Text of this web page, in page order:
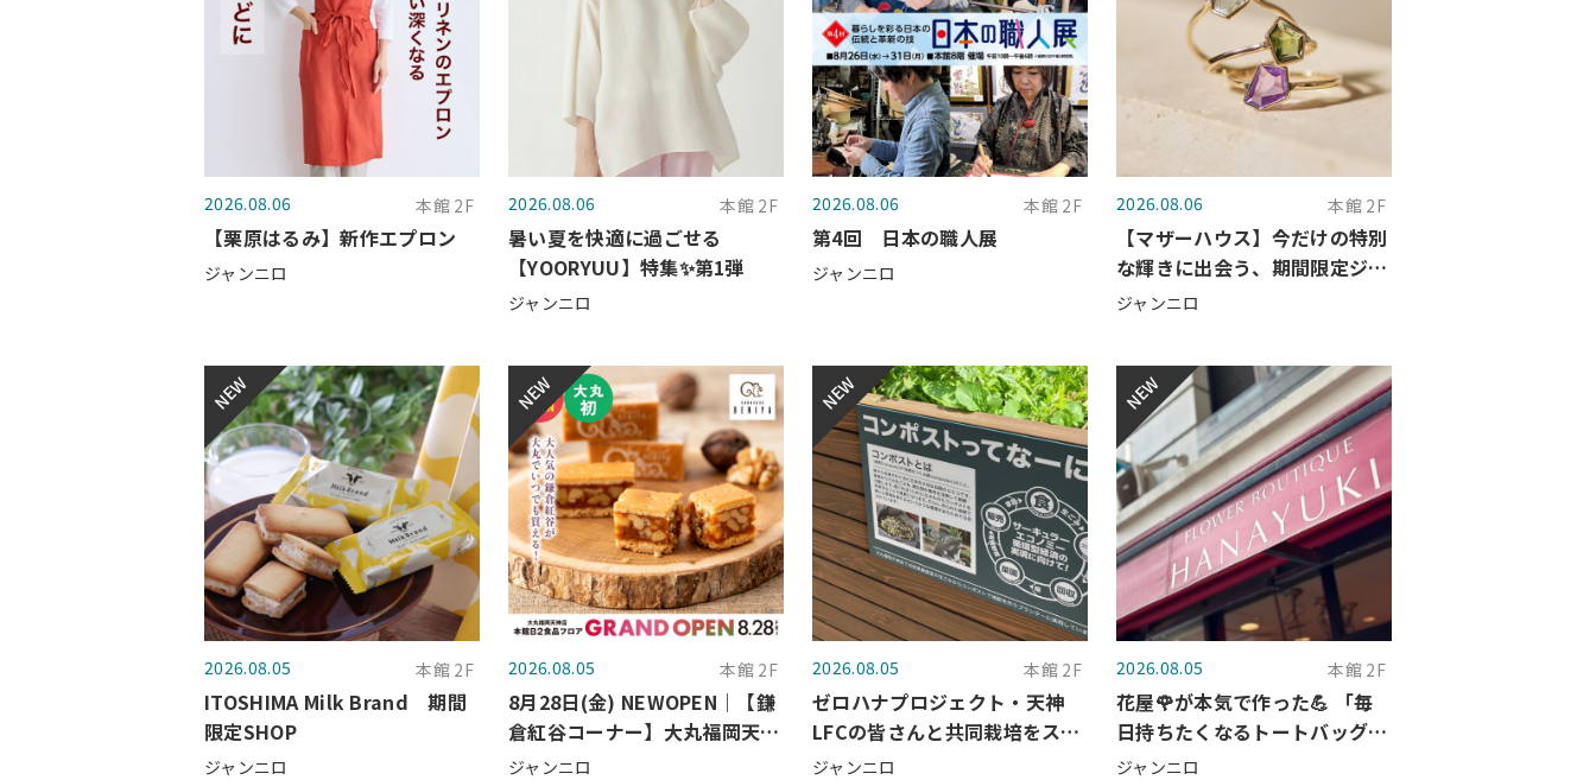
2026.08.06 本館 2F
【栗原はるみ】新作エプロン
ジャンニロ
2026.08.06 本館 2F
暑い夏を快適に過ごせる
【YOORYUU】特集✨第1弾
ジャンニロ
2026.08.06 本館 2F
第4回 日本の職人展
ジャンニロ
2026.08.06 本館 2F
【マザーハウス】今だけの特別
な輝きに出会う、期間限定ジュ
エリーコレクション （8/7～
ジャンニロ
NEW
2026.08.05 本館 2F
ITOSHIMA Milk Brand 期間
限定SHOP
ジャンニロ
NEW
2026.08.05 本館 2F
8月28日(金) NEWOPEN｜【鎌
倉紅谷コーナー】大丸福岡天神
店に登場！
ジャンニロ
NEW
2026.08.05 本館 2F
ゼロハナプロジェクト・天神
LFCの皆さんと共同栽培をスタ
ートしました
ジャンニロ
NEW
2026.08.05 本館 2F
花屋🌹が本気で作った💪 「毎
日持ちたくなるトートバッグ
👜」
ジャンニロ